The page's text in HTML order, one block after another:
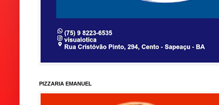
PIZZARIA EMANUEL